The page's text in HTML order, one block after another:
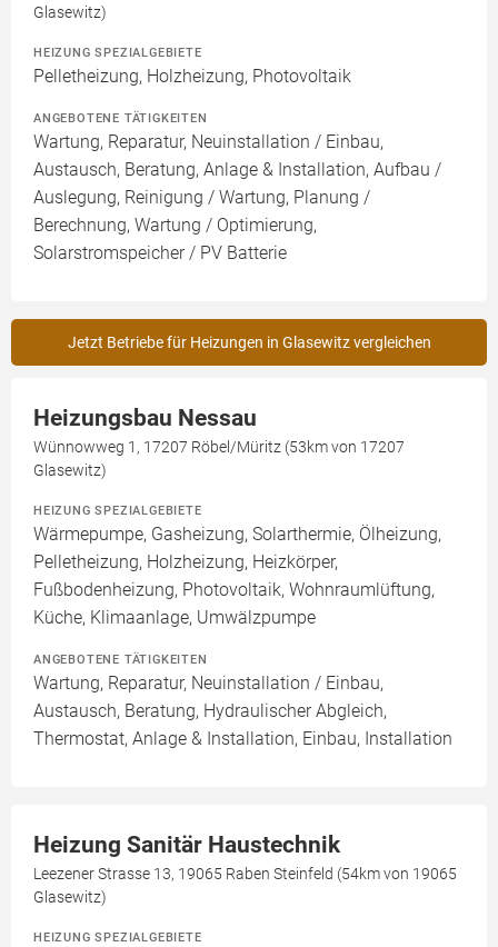
Glasewitz)
HEIZUNG SPEZIALGEBIETE
Pelletheizung, Holzheizung, Photovoltaik
ANGEBOTENE TÄTIGKEITEN
Wartung, Reparatur, Neuinstallation / Einbau,
Austausch, Beratung, Anlage & Installation, Aufbau /
Auslegung, Reinigung / Wartung, Planung /
Berechnung, Wartung / Optimierung,
Solarstromspeicher / PV Batterie
Jetzt Betriebe für Heizungen in Glasewitz vergleichen
Heizungsbau Nessau
Wünnowweg 1, 17207 Röbel/Müritz (53km von 17207
Glasewitz)
HEIZUNG SPEZIALGEBIETE
Wärmepumpe, Gasheizung, Solarthermie, Ölheizung,
Pelletheizung, Holzheizung, Heizkörper,
Fußbodenheizung, Photovoltaik, Wohnraumlüftung,
Küche, Klimaanlage, Umwälzpumpe
ANGEBOTENE TÄTIGKEITEN
Wartung, Reparatur, Neuinstallation / Einbau,
Austausch, Beratung, Hydraulischer Abgleich,
Thermostat, Anlage & Installation, Einbau, Installation
Heizung Sanitär Haustechnik
Leezener Strasse 13, 19065 Raben Steinfeld (54km von 19065
Glasewitz)
HEIZUNG SPEZIALGEBIETE